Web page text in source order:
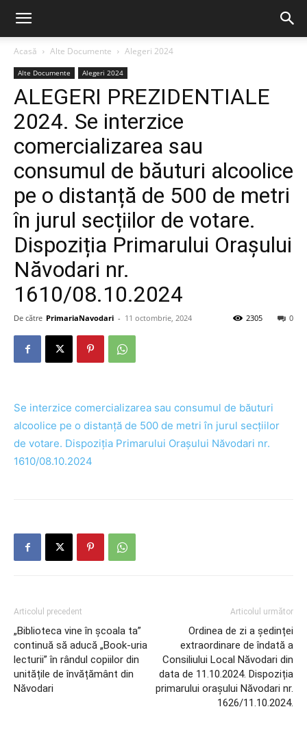
Acasă Alte Documente Alegeri 2024
Alte Documente Alegeri 2024
ALEGERI PREZIDENTIALE
2024. Se interzice
comercializarea sau
consumul de băuturi alcoolice
pe o distanță de 500 de metri
în jurul secțiilor de votare.
Dispoziția Primarului Orașului
Năvodari nr.
1610/08.10.2024
De către PrimariaNavodari - 11 octombrie, 2024 0
2305
Se interzice comercializarea sau consumul de băuturi
alcoolice pe o distanță de 500 de metri în jurul secțiilor
de votare. Dispoziția Primarului Orașului Năvodari nr.
1610/08.10.2024
Articolul precedent
„Biblioteca vine în școala ta”
continuă să aducă „Book-uria
lecturii” în rândul copiilor din
unitățile de învățământ din
Năvodari
Articolul următor
Ordinea de zi a ședinței
extraordinare de îndată a
Consiliului Local Năvodari din
data de 11.10.2024. Dispoziția
primarului orașului Năvodari nr.
1626/11.10.2024.